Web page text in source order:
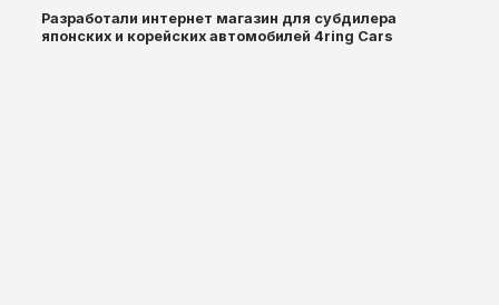
Разработали интернет магазин для субдилера
японских и корейских автомобилей 4ring Cars